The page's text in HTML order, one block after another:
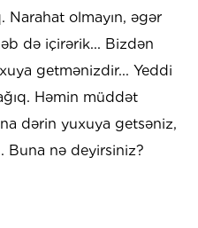
Narahat olmayın, əgər
də içirərik... Bizdən
getmənizdir... Yeddi
Həmin müddət
dərin yuxuya getsəniz,
Buna nə deyirsiniz?